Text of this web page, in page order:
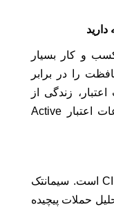
و کار بسیار
را در برابر
زندگی از
طریق حملات زمینی، سرقت اطلاعات اعتبار Active
نقض کامل، بدترین کابوس برای CISO است. سیمانتک
حملات پیچیده